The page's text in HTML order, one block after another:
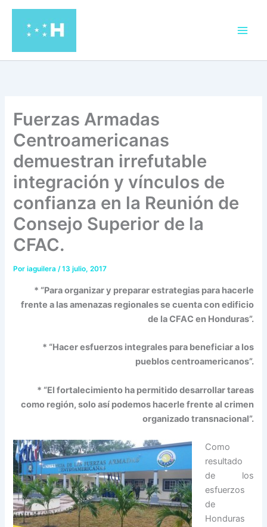
contenido
Fuerzas Armadas
Centroamericanas
demuestran irrefutable
integración y vínculos de
confianza en la Reunión de
Consejo Superior de la
CFAC.
Poriaguilera/13 julio, 2017
* “Para organizar y preparar estrategias para hacerle
frente a las amenazas regionales se cuenta con edificio
de la CFAC en Honduras”.
* “Hacer esfuerzos integrales para beneficiar a los
pueblos centroamericanos”.
* “El fortalecimiento ha permitido desarrollar tareas
como región, solo así podemos hacerle frente al crimen
organizado transnacional”.
Como
resultado
de los
esfuerzos
de
Honduras